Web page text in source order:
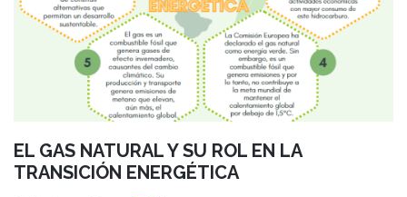
EL GAS NATURAL Y SU ROL EN LA
TRANSICIÓN ENERGÉTICA